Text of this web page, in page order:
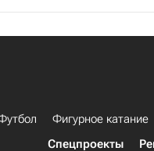
Фигурное катание
Спецпроекты